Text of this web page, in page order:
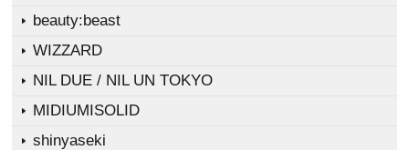
beauty:beast
WIZZARD
NIL DUE / NIL UN TOKYO
MIDIUMISOLID
shinyaseki